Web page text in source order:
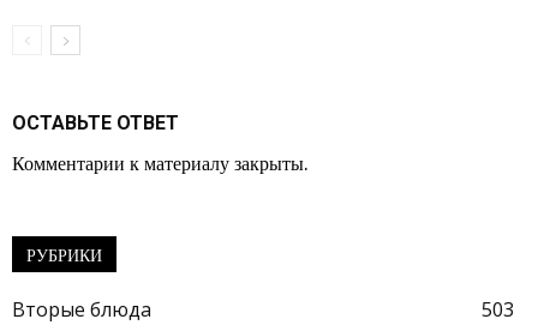
ОСТАВЬТЕ ОТВЕТ
Комментарии к материалу закрыты.
РУБРИКИ
Вторые блюда
503